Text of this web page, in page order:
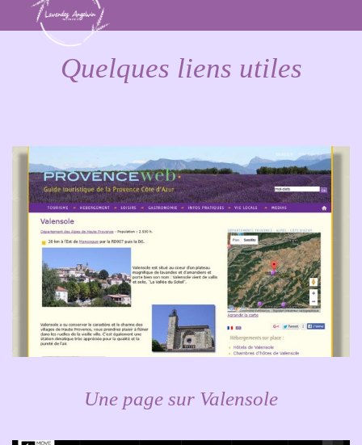
Quelques liens utiles
Une page sur Valensole